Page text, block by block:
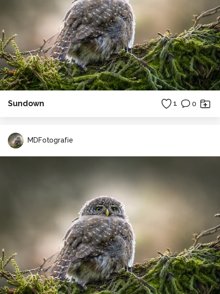
Sundown 1 0
MDFotografie